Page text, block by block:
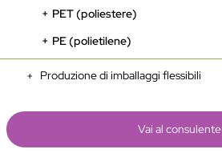
PET (poliestere)
PE (polietilene)
Produzione di imballaggi flessibili
Vai al consulente